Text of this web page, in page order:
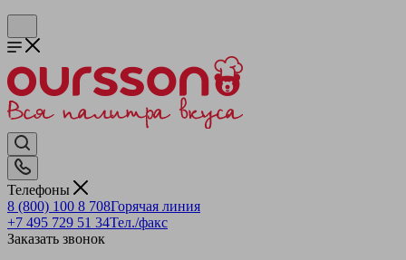
Телефоны
8 (800) 100 8 708Горячая линия
+7 495 729 51 34Тел./факс
Заказать звонок